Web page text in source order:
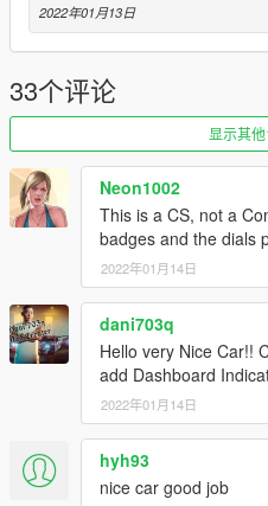
2022年01月13日
33个评论
显示其
Neon1002
This is a CS, not a
badges and the dials
2022年01月14日
dani703q
Hello very Nice Car!!
add Dashboard
2022年01月14日
hyh93
nice car good job